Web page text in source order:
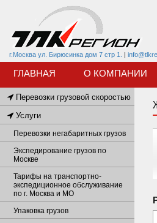
г.Москва ул. Бирюсинка дом 7 стр 1. |
ГЛАВНАЯ О КОМПАНИИ
Перевозки грузовой скоростью
Услуги
Перевозки негабаритных грузов
Экспедирование грузов по
Москве
Тарифы на транспортно-
экспедиционное обслуживание
по г. Москва и МО
Упаковка грузов